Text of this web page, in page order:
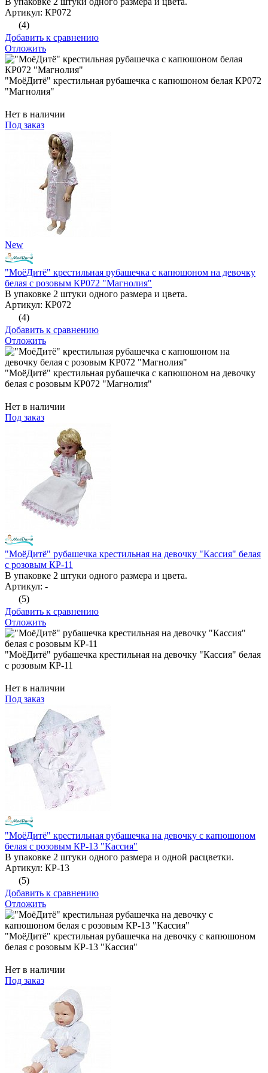
Артикул: КР072
(4)
Добавить к сравнению
Отложить
"МоёДитё" крестильная рубашечка с капюшоном белая КР072
"Магнолия"
Нет в наличии
Под заказ
New
"МоёДитё" крестильная рубашечка с капюшоном на девочку
белая с розовым КР072 "Магнолия"
В упаковке 2 штуки одного размера и цвета.
Артикул: КР072
(4)
Добавить к сравнению
Отложить
"МоёДитё" крестильная рубашечка с капюшоном на девочку
белая с розовым КР072 "Магнолия"
Нет в наличии
Под заказ
"МоёДитё" рубашечка крестильная на девочку "Кассия" белая
с розовым КР-11
В упаковке 2 штуки одного размера и цвета.
Артикул: -
(5)
Добавить к сравнению
Отложить
"МоёДитё" рубашечка крестильная на девочку "Кассия" белая
с розовым КР-11
Нет в наличии
Под заказ
"МоёДитё" крестильная рубашечка на девочку с капюшоном
белая с розовым КР-13 "Кассия"
В упаковке 2 штуки одного размера и одной расцветки.
Артикул: КР-13
(5)
Добавить к сравнению
Отложить
"МоёДитё" крестильная рубашечка на девочку с капюшоном
белая с розовым КР-13 "Кассия"
Нет в наличии
Под заказ